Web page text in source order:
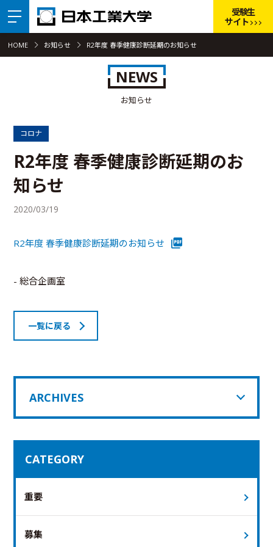
受験生
サイト
HOME お知らせ R2年度 春季健康診断延期のお知らせ
NEWS
お知らせ
コロナ
R2年度 春季健康診断延期のお
知らせ
2020/03/19
R2年度 春季健康診断延期のお知らせ
- 総合企画室
一覧に戻る
ARCHIVES
CATEGORY
重要
募集